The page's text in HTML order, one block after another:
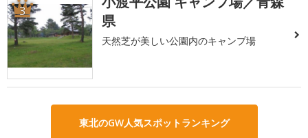
3
県
天然芝が美しい公園内のキャンプ場
東北のGW人気スポットランキング